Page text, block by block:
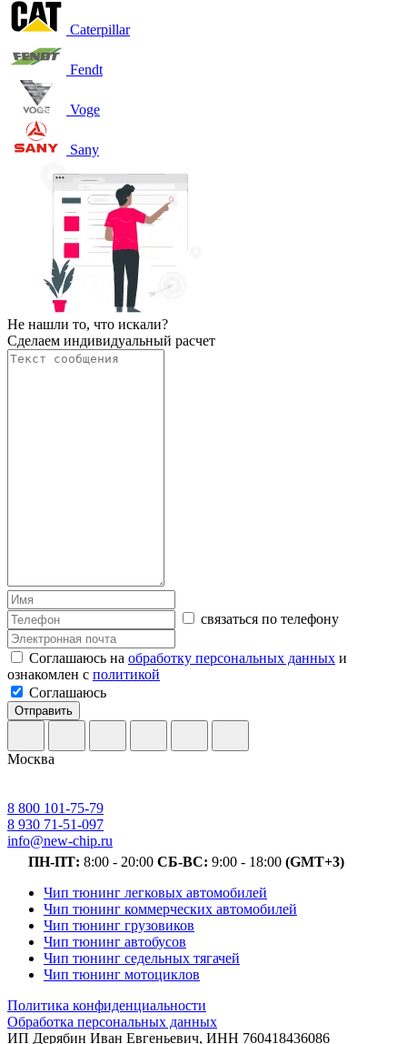
Caterpillar
Fendt
Voge
Sany
Не нашли то, что искали?
Сделаем индивидуальный расчет
связаться по телефону
Соглашаюсь на обработку персональных данных и
ознакомлен с политикой
Соглашаюсь
Отправить
Москва
8 800 101-75-79
8 930 71-51-097
info@new-chip.ru
ПН-ПТ: 8:00 - 20:00 СБ-ВС: 9:00 - 18:00 (GMT+3)
Чип тюнинг легковых автомобилей
Чип тюнинг коммерческих автомобилей
Чип тюнинг грузовиков
Чип тюнинг автобусов
Чип тюнинг седельных тягачей
Чип тюнинг мотоциклов
Политика конфиденциальности
Обработка персональных данных
ИП Дерябин Иван Евгеньевич, ИНН 760418436086